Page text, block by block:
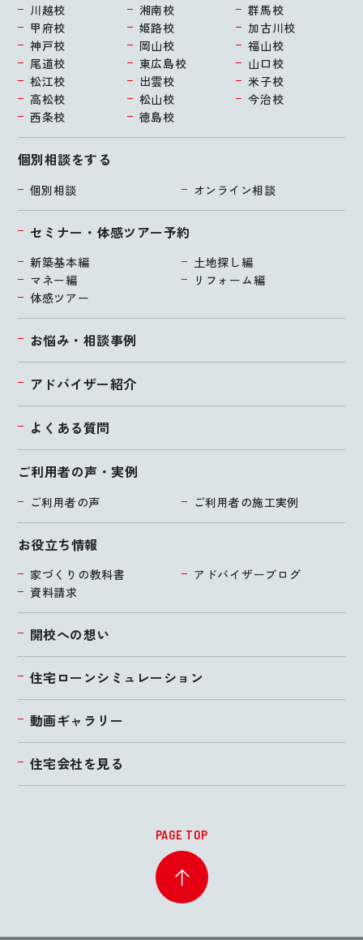
お悩み・相談事例
アドバイザー紹介
よくある質問
ご利用者の声・実例
ご利用者の声 ご利用者の施工実例
個別相談をする
個別相談 オンライン相談
セミナー・体感ツアー予約
新築基本編
土地探し編
マネー編
リフォーム編
体感ツアー
川越校 湘南校
群馬校
甲府校
姫路校
加古川校
神戸校
岡山校
福山校
尾道校
東広島校
山口校
松江校
出雲校
米子校
高松校
松山校
今治校
西条校
徳島校
お役立ち情報
家づくりの教科書
アドバイザーブログ
資料請求
開校への想い
住宅ローンシミュレーション
動画ギャラリー
住宅会社を見る
PAGE TOP